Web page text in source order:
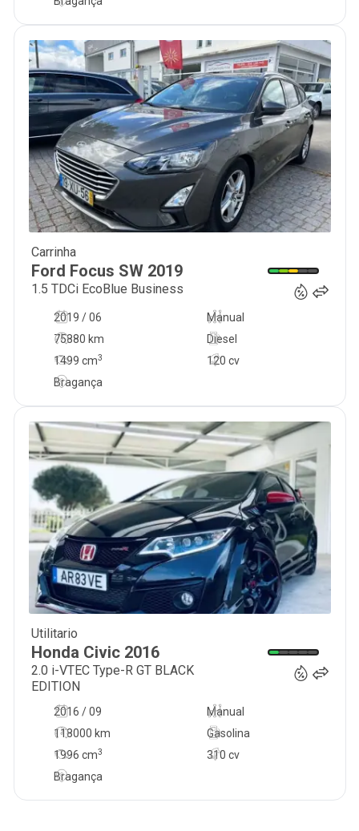
Carrinha
Ford Focus SW 2019
1.5 TDCi EcoBlue Business
2019 / 06
Manual
75880 km
120 cv
Diesel
1499 cm3
Bragança
Utilitario
Honda Civic 2016
2.0 i-VTEC Type-R GT BLACK
EDITION
2016 / 09
Manual
118000 km
310 cv
Gasolina
1996 cm3
Bragança